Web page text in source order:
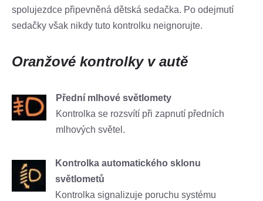
spolujezdce připevněná dětská sedačka. Po odejmutí
sedačky však nikdy tuto kontrolku neignorujte.
Oranžové kontrolky v autě
Přední mlhové světlomety
Kontrolka se rozsvítí při zapnutí předních
mlhových světel.
Kontrolka automatického sklonu
světlometů
Kontrolka signalizuje poruchu systému